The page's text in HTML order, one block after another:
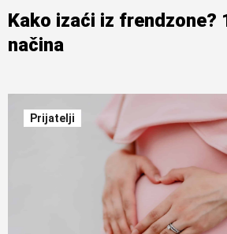
Kako izaći iz frendzone?
načina
Prijatelji